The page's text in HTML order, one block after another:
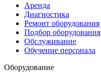
Аренда
Диагностика
Ремонт оборудования
Подбор оборудования
Обслуживание
Обучение персонала
Оборудование